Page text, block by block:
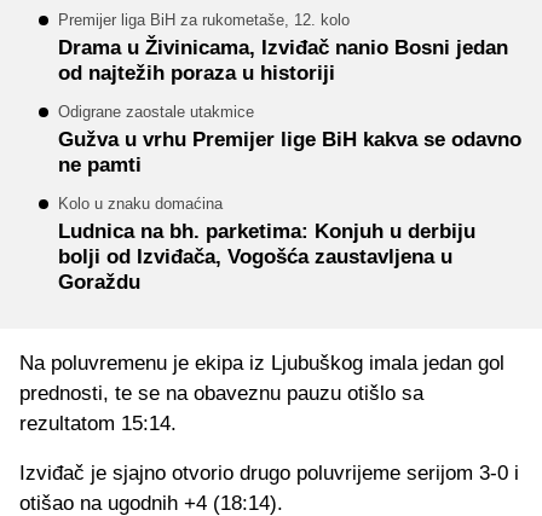
Premijer liga BiH za rukometaše, 12. kolo
Drama u Živinicama, Izviđač nanio Bosni jedan
od najtežih poraza u historiji
Odigrane zaostale utakmice
Gužva u vrhu Premijer lige BiH kakva se odavno
ne pamti
Kolo u znaku domaćina
Ludnica na bh. parketima: Konjuh u derbiju
bolji od Izviđača, Vogošća zaustavljena u
Goraždu
Na poluvremenu je ekipa iz Ljubuškog imala jedan gol
prednosti, te se na obaveznu pauzu otišlo sa
rezultatom 15:14.
Izviđač je sjajno otvorio drugo poluvrijeme serijom 3-0 i
otišao na ugodnih +4 (18:14).